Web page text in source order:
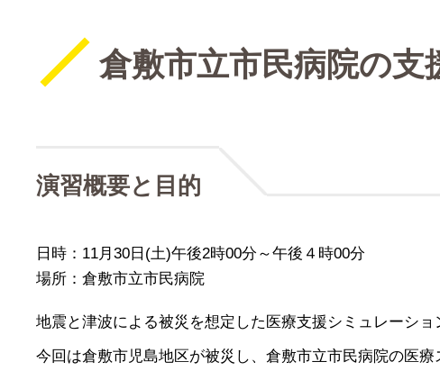
倉敷市立市民病院の
演習概要と目的
日時：11月30日(土)午後2時00分～午後４時00分
場所：倉敷市立市民病院
地震と津波による被災を想定した医療支援シミュレーショ
今回は倉敷市児島地区が被災し、倉敷市立市民病院の医療